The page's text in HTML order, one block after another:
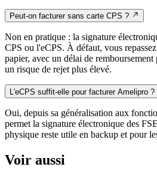
Peut-on facturer sans carte CPS ?
Non en pratique : la signature
CPS ou l'eCPS. À défaut, vous
papier, avec un délai de
un risque de rejet plus élevé.
L'eCPS suffit-elle pour facturer Amelipro ?
Oui, depuis sa généralisation aux
permet la signature électronique des
physique reste utile en backup et pour
Voir aussi